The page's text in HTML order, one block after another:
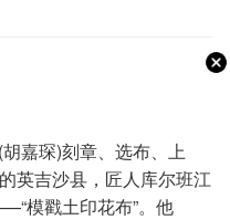
嘉琛)刻章、选布、上
英吉沙县，匠人库尔班江
模戳土印花布”。他